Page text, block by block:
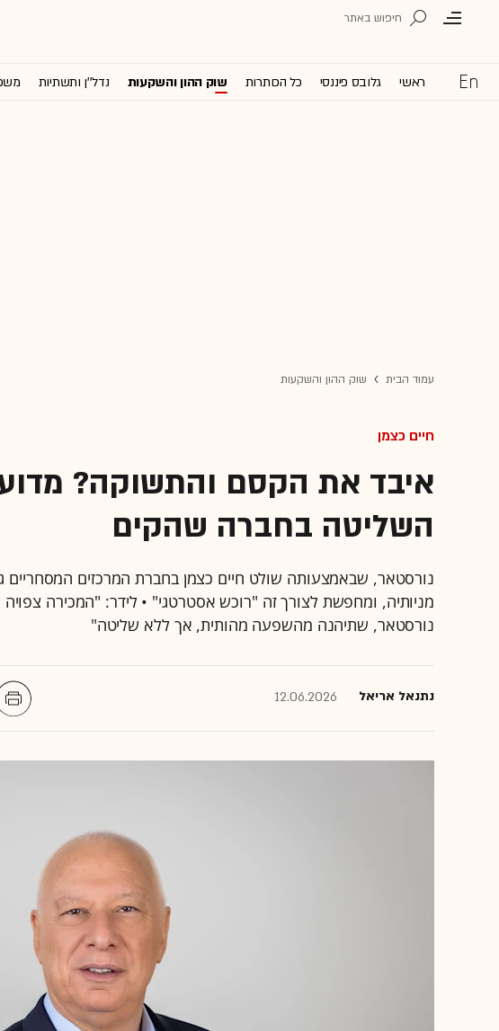
ראשי גלובס פיננסי כל הכותרות שוק ההון והשקעות נדל''ן ותשתיות
עמוד הבית שוק ההון והשקעות
חיים כצמן
איבד את הקסם והתשוקה? מדוע
השליטה בחברה שהקים
נורסטאר, שבאמצעותה שולט חיים כצמן בחברת המרכזים המסחריים
מניותיה, ומחפשת לצורך זה "רוכש אסטרטגי" • לידר: "המכירה צפויה
נורסטאר, שתיהנה מהשפעה מהותית, אך ללא שליטה"
נתנאל אריאל 12.06.2026